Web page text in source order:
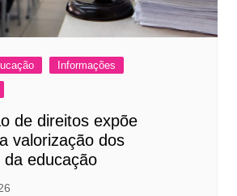
Informações
de direitos expõe
valorização dos
da educação